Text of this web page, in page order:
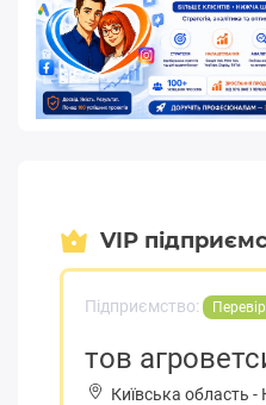
VIP
Підприємство:
тов
Київська область -